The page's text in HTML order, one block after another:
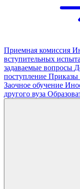
Приемная комиссия
вступительных
задаваемые вопросы
поступление Приказы
Заочное обучение
другого вуза